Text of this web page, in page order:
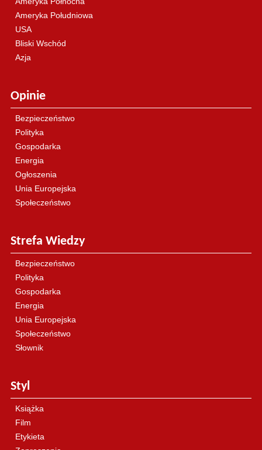
Ameryka Południowa
USA
Bliski Wschód
Azja
Opinie
Bezpieczeństwo
Polityka
Gospodarka
Energia
Ogłoszenia
Unia Europejska
Społeczeństwo
Strefa Wiedzy
Bezpieczeństwo
Polityka
Gospodarka
Energia
Unia Europejska
Społeczeństwo
Słownik
Styl
Książka
Film
Etykieta